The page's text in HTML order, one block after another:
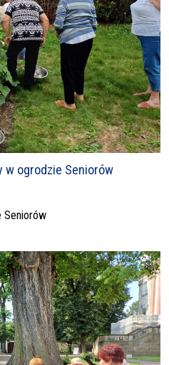
w ogrodzie Seniorów
Seniorów